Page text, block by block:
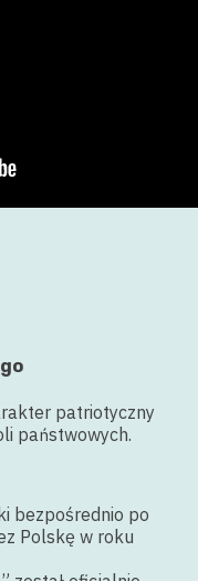
patriotyczny
państwowych.
bezpośrednio po
Polskę w roku